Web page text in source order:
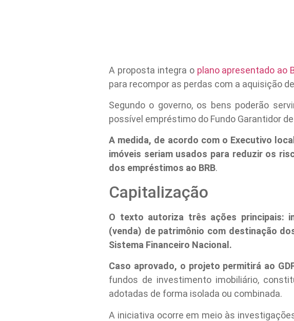
A proposta integra o plano apresentado ao
para recompor as perdas com a aquisição
Segundo o governo, os bens poderão
possível empréstimo do Fundo Garantidor
A medida, de acordo com o Executivo
imóveis seriam usados para reduzir os
dos empréstimos ao BRB.
Capitalização
O texto autoriza três ações principais:
(venda) de patrimônio com destinação
Sistema Financeiro Nacional.
Caso aprovado, o projeto permitirá ao
fundos de investimento imobiliário,
adotadas de forma isolada ou combinada.
A iniciativa ocorre em meio às